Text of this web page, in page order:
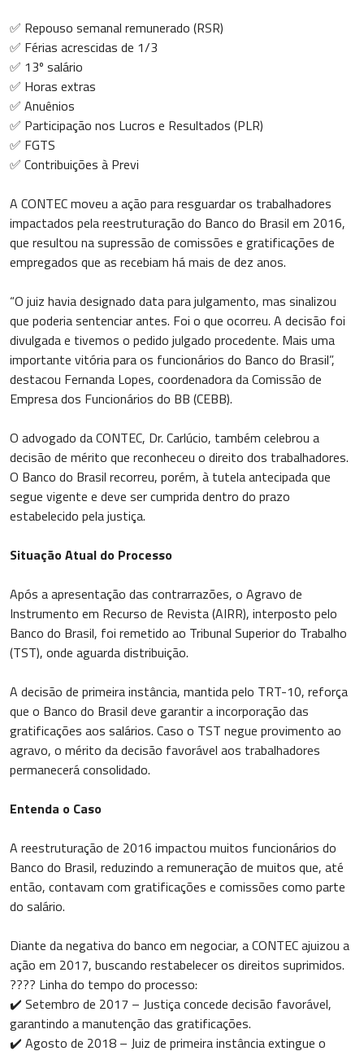
✅ Repouso semanal remunerado (RSR)
✅ Férias acrescidas de 1/3
✅ 13º salário
✅ Horas extras
✅ Anuênios
✅ Participação nos Lucros e Resultados (PLR)
✅ FGTS
✅ Contribuições à Previ
A CONTEC moveu a ação para resguardar os trabalhadores
impactados pela reestruturação do Banco do Brasil em 2016,
que resultou na supressão de comissões e gratificações de
empregados que as recebiam há mais de dez anos.
“O juiz havia designado data para julgamento, mas sinalizou
que poderia sentenciar antes. Foi o que ocorreu. A decisão foi
divulgada e tivemos o pedido julgado procedente. Mais uma
importante vitória para os funcionários do Banco do Brasil”,
destacou Fernanda Lopes, coordenadora da Comissão de
Empresa dos Funcionários do BB (CEBB).
O advogado da CONTEC, Dr. Carlúcio, também celebrou a
decisão de mérito que reconheceu o direito dos trabalhadores.
O Banco do Brasil recorreu, porém, à tutela antecipada que
segue vigente e deve ser cumprida dentro do prazo
estabelecido pela justiça.
Situação Atual do Processo
Após a apresentação das contrarrazões, o Agravo de
Instrumento em Recurso de Revista (AIRR), interposto pelo
Banco do Brasil, foi remetido ao Tribunal Superior do Trabalho
(TST), onde aguarda distribuição.
A decisão de primeira instância, mantida pelo TRT-10, reforça
que o Banco do Brasil deve garantir a incorporação das
gratificações aos salários. Caso o TST negue provimento ao
agravo, o mérito da decisão favorável aos trabalhadores
permanecerá consolidado.
Entenda o Caso
A reestruturação de 2016 impactou muitos funcionários do
Banco do Brasil, reduzindo a remuneração de muitos que, até
então, contavam com gratificações e comissões como parte
do salário.
Diante da negativa do banco em negociar, a CONTEC ajuizou a
ação em 2017, buscando restabelecer os direitos suprimidos.
???? Linha do tempo do processo:
✔️ Setembro de 2017 – Justiça concede decisão favorável,
garantindo a manutenção das gratificações.
✔️ Agosto de 2018 – Juiz de primeira instância extingue o